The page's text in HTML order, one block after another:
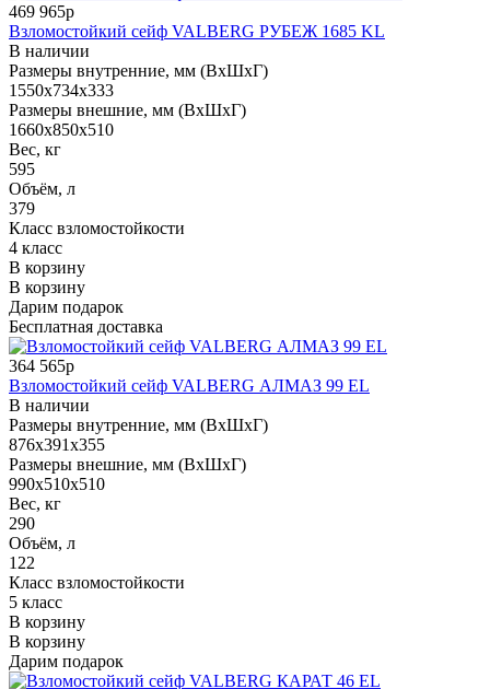
469 965р
Взломостойкий сейф VALBERG РУБЕЖ 1685 KL
В наличии
Размеры внутренние, мм (ВхШхГ)
1550x734x333
Размеры внешние, мм (ВхШхГ)
1660x850x510
Вес, кг
595
Объём, л
379
Класс взломостойкости
4 класс
В корзину
В корзину
Дарим подарок
Бесплатная доставка
364 565р
Взломостойкий сейф VALBERG АЛМАЗ 99 EL
В наличии
Размеры внутренние, мм (ВхШхГ)
876x391x355
Размеры внешние, мм (ВхШхГ)
990x510x510
Вес, кг
290
Объём, л
122
Класс взломостойкости
5 класс
В корзину
В корзину
Дарим подарок